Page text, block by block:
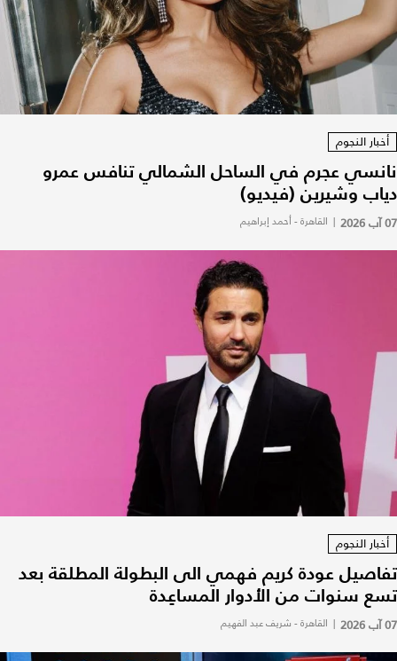
أخبار النجوم
نانسي عجرم في الساحل الشمالي تنافس عمرو
دياب وشيرين (فيديو)
07 آب 2026 | القاهرة - أحمد إبراهيم
أخبار النجوم
تفاصيل عودة كريم فهمي الى البطولة المطلقة بعد
تسع سنوات من الأدوار المساعِدة
07 آب 2026 | القاهرة - شريف عبد الفهيم